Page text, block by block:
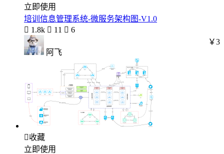
立即使用
培训信息管理系统-微服务架构图-V1.0
 1.8k  11  6
阿飞
￥3
收藏
立即使用